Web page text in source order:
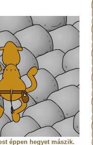
éppen hegyet mászik.